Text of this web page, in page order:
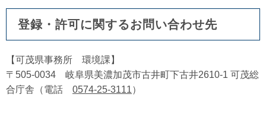
登録・許可に関するお問い合わせ先
【可茂県事務所 環境課】
〒505-0034 岐阜県美濃加茂市古井町下古井2610-1 可茂総
合庁舎（電話 0574-25-3111）